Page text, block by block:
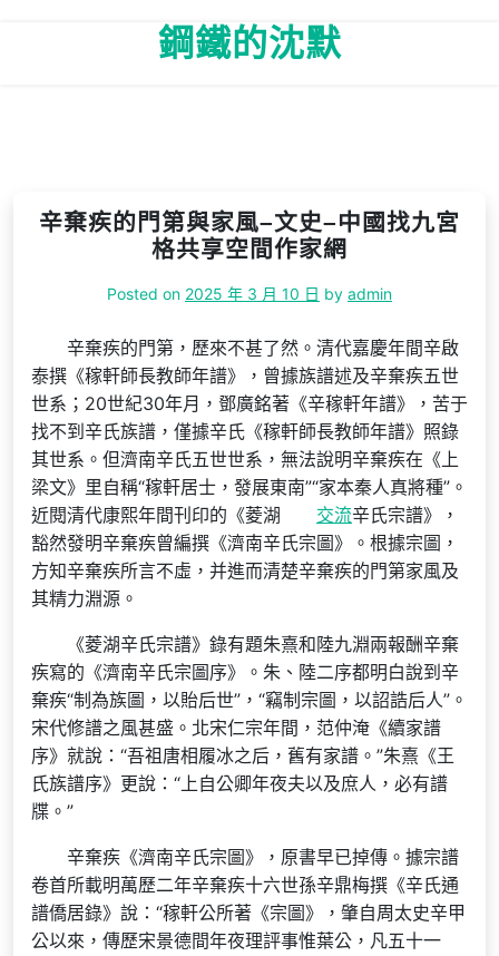
鋼鐵的沈默
辛棄疾的門第與家風–文史–中國找九宮
格共享空間作家網
Posted on 2025 年 3 月 10 日 by admin
辛棄疾的門第，歷來不甚了然。清代嘉慶年間辛啟
泰撰《稼軒師長教師年譜》，曾據族譜述及辛棄疾五世
世系；20世紀30年月，鄧廣銘著《辛稼軒年譜》，苦于
找不到辛氏族譜，僅據辛氏《稼軒師長教師年譜》照錄
其世系。但濟南辛氏五世世系，無法說明辛棄疾在《上
梁文》里自稱“稼軒居士，發展東南”“家本秦人真將種”。
近閱清代康熙年間刊印的《菱湖
交流辛氏宗譜》，
豁然發明辛棄疾曾編撰《濟南辛氏宗圖》。根據宗圖，
方知辛棄疾所言不虛，并進而清楚辛棄疾的門第家風及
其精力淵源。
《菱湖辛氏宗譜》錄有題朱熹和陸九淵兩報酬辛棄
疾寫的《濟南辛氏宗圖序》。朱、陸二序都明白說到辛
棄疾“制為族圖，以貽后世”，“竊制宗圖，以詔誥后人”。
宋代修譜之風甚盛。北宋仁宗年間，范仲淹《續家譜
序》就說：“吾祖唐相履冰之后，舊有家譜。”朱熹《王
氏族譜序》更說：“上自公卿年夜夫以及庶人，必有譜
牒。”
辛棄疾《濟南辛氏宗圖》，原書早已掉傳。據宗譜
卷首所載明萬歷二年辛棄疾十六世孫辛鼎梅撰《辛氏通
譜僑居錄》說：“稼軒公所著《宗圖》，肇自周太史辛甲
公以來，傳歷宋景德間年夜理評事惟葉公，凡五十一